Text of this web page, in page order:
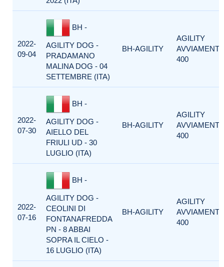
2022-
09-04
BH -
AGILITY DOG -
PRADAMANO
MALINA DOG - 04
SETTEMBRE (ITA)
BH-AGILITY
AGILITY
400
2022-
07-30
BH -
AGILITY DOG -
AIELLO DEL
FRIULI UD - 30
LUGLIO (ITA)
BH-AGILITY
AGILITY
400
2022-
07-16
BH -
AGILITY DOG -
CEOLINI DI
FONTANAFREDDA
PN - 8 ABBAI
SOPRA IL CIELO -
16 LUGLIO (ITA)
BH-AGILITY
AGILITY
400